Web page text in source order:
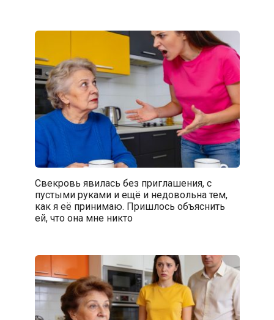
Свекровь явилась без приглашения, с
пустыми руками и ещё и недовольна тем,
как я её принимаю. Пришлось объяснить
ей, что она мне никто